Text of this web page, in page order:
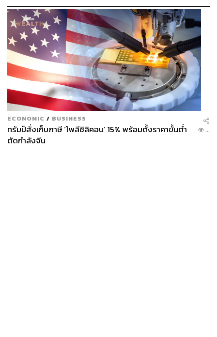
ECONOMIC / BUSINESS
ทรัมป์สั่งเก็บภาษี ‘โพลีซิลิคอน’ 15% พร้อมตั้งราคาขั้นต่ำ
ตัดกำลังจีน
...